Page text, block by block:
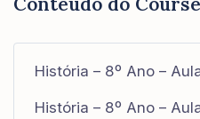
História – 8º Ano –
História – 8º Ano –